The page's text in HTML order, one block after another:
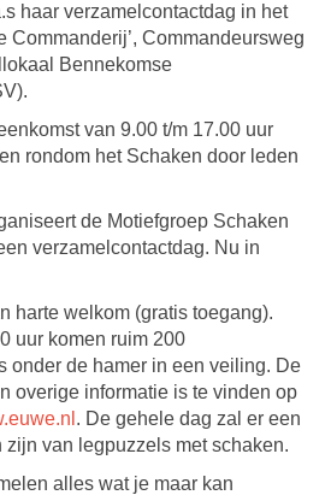
haar verzamelcontactdag in het
Commanderij’, Commandeursweg
Bennekomse
van 9.00 t/m 17.00 uur
rondom het Schaken door leden
de Motiefgroep Schaken
verzamelcontactdag. Nu in
harte welkom (gratis toegang).
uur komen ruim 200
onder de hamer in een veiling. De
overige informatie is te vinden op
. De gehele dag zal er een
van legpuzzels met schaken.
alles wat je maar kan